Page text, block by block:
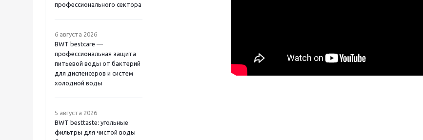
профессионального сектора
6 августа 2026
BWT bestcare —
профессиональная защита
питьевой воды от бактерий
для диспенсеров и систем
холодной воды
5 августа 2026
BWT besttaste: угольные
фильтры для чистой воды